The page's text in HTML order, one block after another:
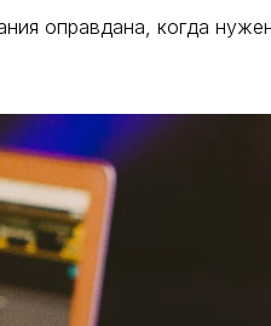
оправдана, когда